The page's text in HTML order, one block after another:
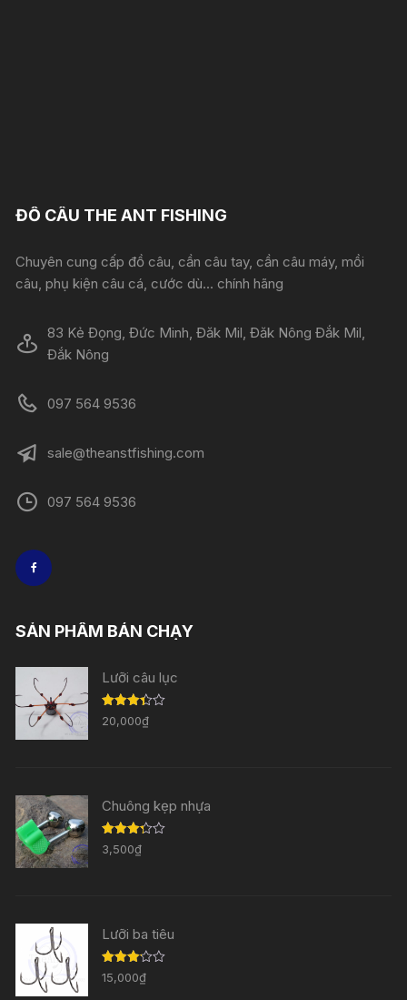
ĐỒ CÂU THE ANT FISHING
Chuyên cung cấp đồ câu, cần câu tay, cần câu máy, mồi
câu, phụ kiện câu cá, cước dù... chính hãng
83 Kẻ Đọng, Đức Minh, Đăk Mil, Đăk Nông Đắk Mil,
Đắk Nông
097 564 9536
sale@theanstfishing.com
097 564 9536
SẢN PHẨM BÁN CHẠY
Lưỡi câu lục
Được
xếp
20,000₫
Chuông kẹp nhựa
Được
xếp
3,500₫
Lưỡi ba tiêu
Được
xếp
15,000₫